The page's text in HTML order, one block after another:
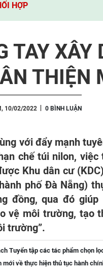
HỢP
TAY XÂY
THIỆN
10/02/2022 0 BÌNH LUẬN
với đẩy mạnh
chế túi nilon,
Khu dân cư
phố Đà Nẵng)
đồng, qua đó
vệ môi trường, tạo
trường”.
Tuyển tập các tác phẩm chọn
mới về thực hiện thủ tục hành